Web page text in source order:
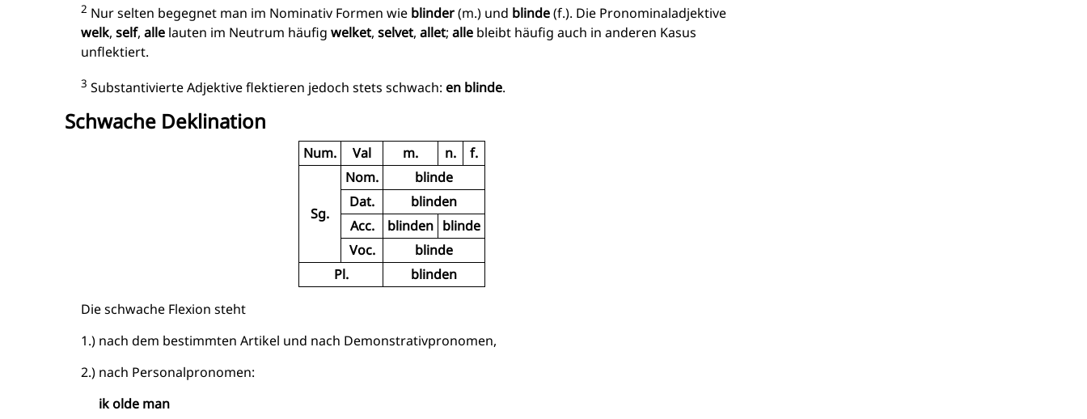
2 Nur selten begegnet man im Nominativ Formen wie blinder(m.) und blinde(f.). Die Pronominaladjektive
welk, self, alle lauten im Neutrum häufig welket, selvet, allet; alle bleibt häufig auch in anderen Kasus
unflektiert.
3 Substantivierte Adjektive flektieren jedoch stets schwach: en blinde.
Schwache Deklination
Num. Val m. n. f.
Sg.
Nom.
blinde
Dat.
blinden
Acc.
blinden blinde
Voc.
blinde
Pl.
blinden
Die schwache Flexion steht
1.) nach dem bestimmten Artikel und nach Demonstrativpronomen,
2.) nach Personalpronomen:
ik olde man